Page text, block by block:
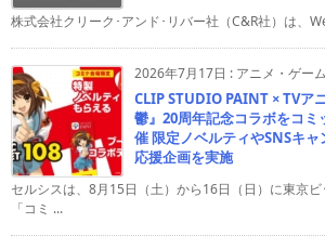
株式会社クリーク･アンド･リバー社（C&R社）は、
2026年7月17日 : アニメ・ゲーム
CLIP STUDIO PAINT × TVア
鬱』20周年記念コラボをコミ
催 限定ノベルティやSNSキ
応援企画を実施
セルシスは、8月15日（土）から16日（日）に東京
「コミ ...